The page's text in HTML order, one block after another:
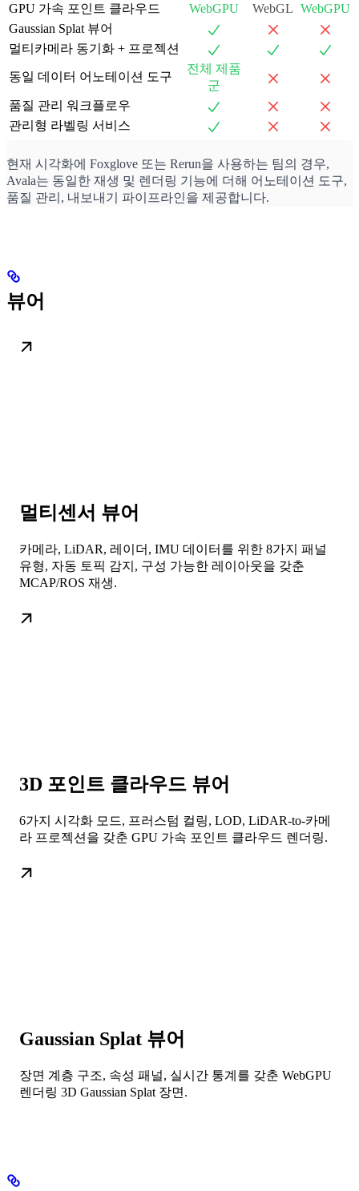
GPU 가속 포인트 클라우드
WebGPU WebGL WebGPU
Gaussian Splat 뷰어
멀티카메라 동기화 + 프로젝션
동일 데이터 어노테이션 도구
전체 제품
군
품질 관리 워크플로우
관리형 라벨링 서비스
현재 시각화에 Foxglove 또는 Rerun을 사용하는 팀의 경우,
Avala는 동일한 재생 및 렌더링 기능에 더해 어노테이션 도구,
품질 관리, 내보내기 파이프라인을 제공합니다.
뷰어
멀티센서 뷰어
카메라, LiDAR, 레이더, IMU 데이터를 위한 8가지 패널
유형, 자동 토픽 감지, 구성 가능한 레이아웃을 갖춘
MCAP/ROS 재생.
3D 포인트 클라우드 뷰어
6가지 시각화 모드, 프러스텀 컬링, LOD, LiDAR-to-카메
라 프로젝션을 갖춘 GPU 가속 포인트 클라우드 렌더링.
Gaussian Splat 뷰어
장면 계층 구조, 속성 패널, 실시간 통계를 갖춘 WebGPU
렌더링 3D Gaussian Splat 장면.